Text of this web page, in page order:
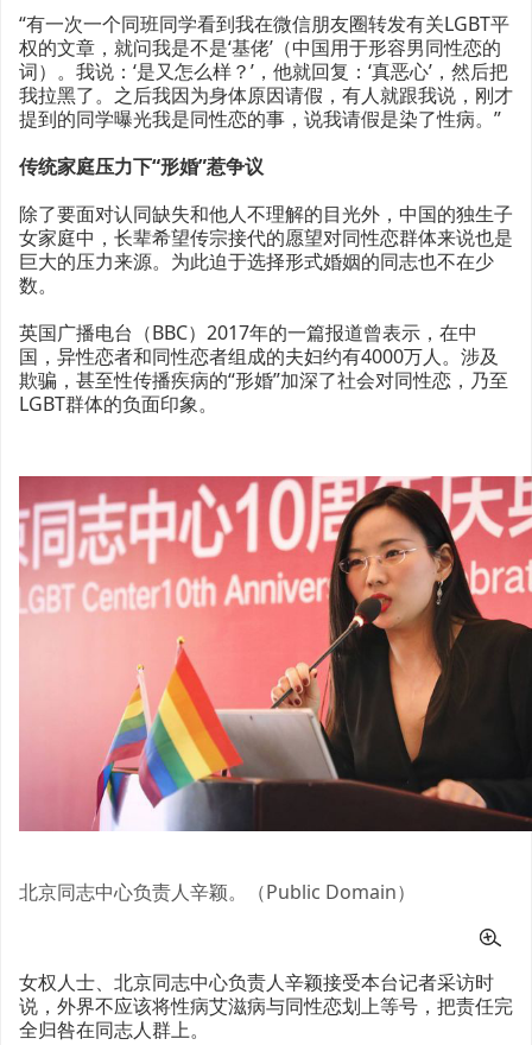
“有一次一个同班同学看到我在微信朋友圈转发有关LGBT平
权的文章，就问我是不是‘基佬’（中国用于形容男同性恋的
词）。我说：‘是又怎么样？’，他就回复：‘真恶心’，然后把
我拉黑了。之后我因为身体原因请假，有人就跟我说，刚才
提到的同学曝光我是同性恋的事，说我请假是染了性病。”
传统家庭压力下“形婚”惹争议
除了要面对认同缺失和他人不理解的目光外，中国的独生子
女家庭中，长辈希望传宗接代的愿望对同性恋群体来说也是
巨大的压力来源。为此迫于选择形式婚姻的同志也不在少
数。
英国广播电台（BBC）2017年的一篇报道曾表示，在中
国，异性恋者和同性恋者组成的夫妇约有4000万人。涉及
欺骗，甚至性传播疾病的“形婚”加深了社会对同性恋，乃至
LGBT群体的负面印象。
北京同志中心负责人辛颖。（Public Domain）
女权人士、北京同志中心负责人辛颖接受本台记者采访时
说，外界不应该将性病艾滋病与同性恋划上等号，把责任完
全归咎在同志人群上。